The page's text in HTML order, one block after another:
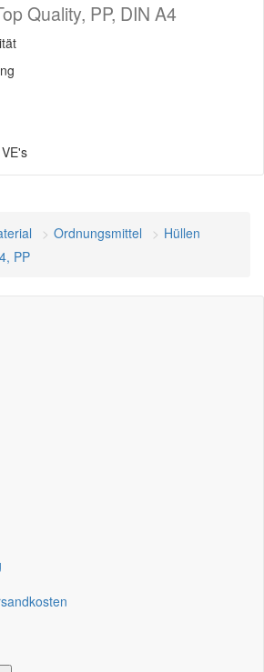
Quality, PP, DIN A4
Ordnungsmittel
Hüllen
PP